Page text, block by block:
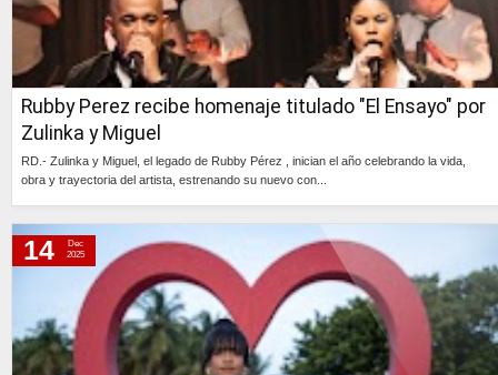
Rubby Perez recibe homenaje titulado "El Ensayo" por
Zulinka y Miguel
RD.- Zulinka y Miguel, el legado de Rubby Pérez , inician el año celebrando la vida,
obra y trayectoria del artista, estrenando su nuevo con...
14
Dec
2025